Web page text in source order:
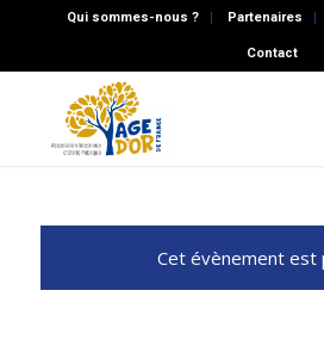
Qui sommes-nous ? Partenaires
Contact
Cet évènement est